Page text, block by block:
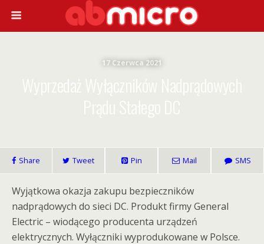
17 Czerwca 2021
Share Tweet Pin Mail SMS
Wyjątkowa okazja zakupu bezpieczników
nadprądowych do sieci DC. Produkt firmy General
Electric – wiodącego producenta urządzeń
elektrycznych. Wyłączniki wyprodukowane w Polsce.